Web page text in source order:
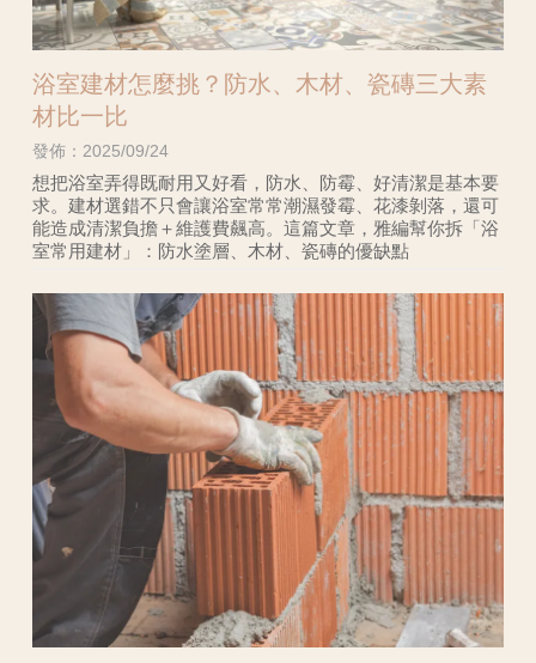
浴室建材怎麼挑？防水、木材、瓷磚三大素
材比一比
發佈：2025/09/24
想把浴室弄得既耐用又好看，防水、防霉、好清潔是基本要
求。建材選錯不只會讓浴室常常潮濕發霉、花漆剝落，還可
能造成清潔負擔＋維護費飆高。這篇文章，雅編幫你拆「浴
室常用建材」：防水塗層、木材、瓷磚的優缺點